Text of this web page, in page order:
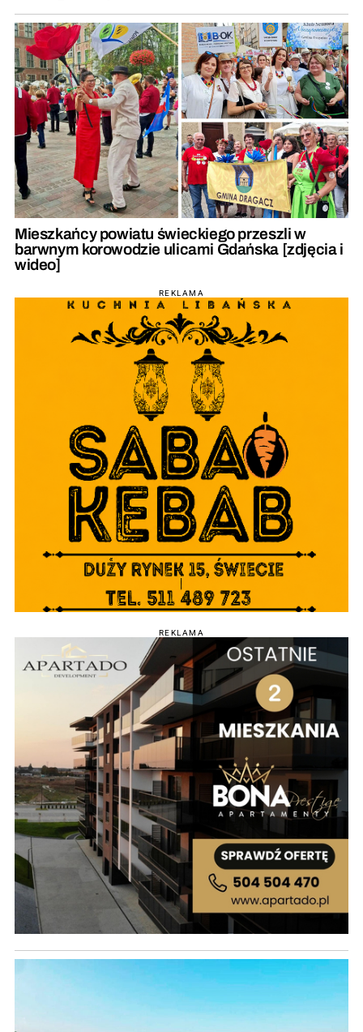
Mieszkańcy powiatu świeckiego przeszli w
barwnym korowodzie ulicami Gdańska [zdjęcia i
wideo]
REKLAMA
REKLAMA